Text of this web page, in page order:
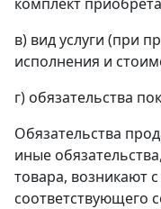
в) вид услуги (при
исполнения и
г) обязательства
Обязательства
иные
товара, возникают
соответствующего